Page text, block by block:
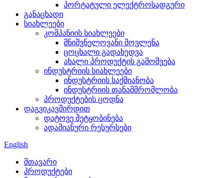
პორტატული ელექტროსადგური
განაცხადი
სიახლეები
კომპანიის სიახლეები
მნიშვნელოვანი მოვლენა
ცოცხალი გადახედვა
ახალი პროდუქტის გამოშვება
ინდუსტრიის სიახლეები
ინდუსტრიის საქმიანობა
ინდუსტრიის თანამშრომლობა
პროდუქტების ცოდნა
დაგვიკავშირდით
დატოვე შეტყობინება
ადამიანური რესურსები
English
მთავარი
პროდუქტები